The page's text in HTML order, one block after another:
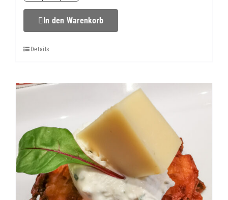
Taler
Dip
Menge
In den Warenkorb
Details